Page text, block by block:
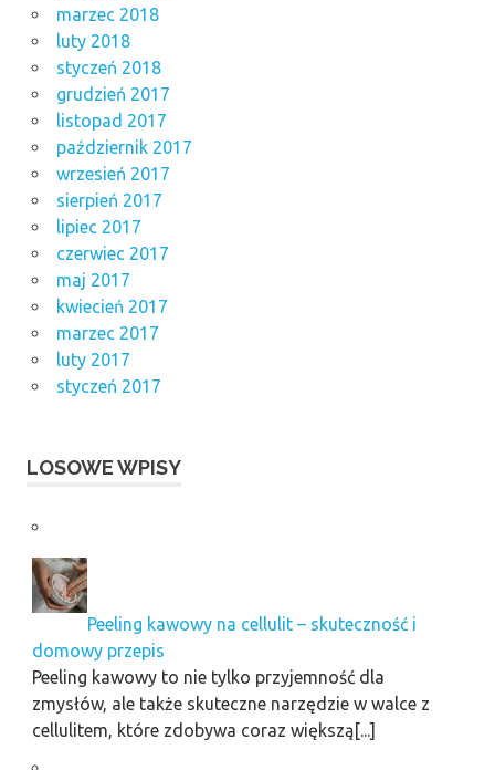
marzec 2018
luty 2018
styczeń 2018
grudzień 2017
listopad 2017
październik 2017
wrzesień 2017
sierpień 2017
lipiec 2017
czerwiec 2017
maj 2017
kwiecień 2017
marzec 2017
luty 2017
styczeń 2017
LOSOWE WPISY
Peeling kawowy na cellulit – skuteczność i
domowy przepis
Peeling kawowy to nie tylko przyjemność dla
zmysłów, ale także skuteczne narzędzie w walce z
cellulitem, które zdobywa coraz większą[...]